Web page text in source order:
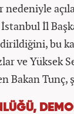
İl
bu
ve Yüksek
Bakan Tunç,